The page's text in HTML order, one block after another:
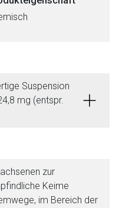
Suspension
mg (entspr.
zur
Keime
im Bereich der